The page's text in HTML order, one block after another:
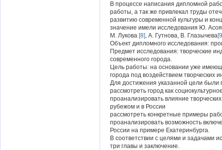
В процессе написания дипломной
работы, а так же привлекал труды
развитию современной культуры и
значение имели исследования Ю.
М. Лукова [8], А. Гутнова, В. Глазычева
Объект дипломного исследования:
Предмет исследования: творческие
современного города.
Цель работы: на основании уже
города под воздействием творческих
Для достижения указанной цели
рассмотреть город как
проанализировать влияние
рубежом и в России
рассмотреть конкретные примеры
проанализировать возможность
России на примере Екатеринбурга.
В соответствии с целями и задачами
три главы и заключение.